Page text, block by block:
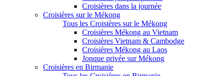
Croisières dans la journée
Croisières sur le Mékong
Tous les Croisières sur le Mékong
Croisières Mékong au Vietnam
Croisières Vietnam & Cambodge
Croisières Mékong au Laos
Jonque privée sur Mékong
Croisières en Birmanie